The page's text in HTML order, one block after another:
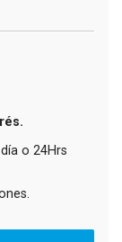
o 24Hrs